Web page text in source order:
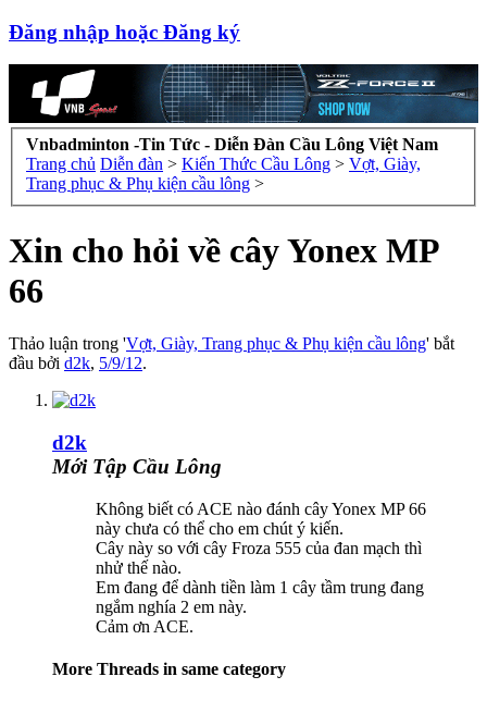
Đăng nhập hoặc Đăng ký
Vnbadminton -Tin Tức - Diễn Đàn Cầu Lông Việt Nam
Trang chủ Diễn đàn > Kiến Thức Cầu Lông > Vợt, Giày,
Trang phục & Phụ kiện cầu lông >
Xin cho hỏi về cây Yonex MP
66
Thảo luận trong 'Vợt, Giày, Trang phục & Phụ kiện cầu lông' bắt
đầu bởi d2k, 5/9/12.
d2k
Mới Tập Cầu Lông
Không biết có ACE nào đánh cây Yonex MP 66
này chưa có thể cho em chút ý kiến.
Cây này so với cây Froza 555 của đan mạch thì
nhử thế nào.
Em đang để dành tiền làm 1 cây tầm trung đang
ngắm nghía 2 em này.
Cảm ơn ACE.
More Threads in same category